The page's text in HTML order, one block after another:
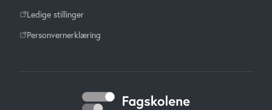
Ledige stillinger
Personvernerklæring